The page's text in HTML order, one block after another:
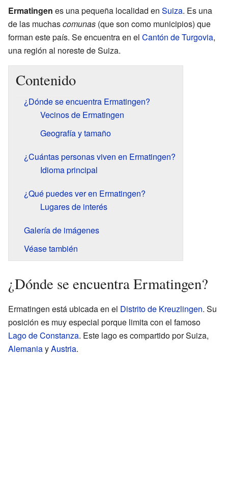
Ermatingen es una pequeña localidad en Suiza. Es una
de las muchascomunas (que son como municipios) que
forman este país. Se encuentra en el Cantón de Turgovia,
una región al noreste de Suiza.
Contenido
¿Dónde se encuentra Ermatingen?
Vecinos de Ermatingen
Geografía y tamaño
¿Cuántas personas viven en Ermatingen?
Idioma principal
¿Qué puedes ver en Ermatingen?
Lugares de interés
Galería de imágenes
Véase también
¿Dónde se encuentra Ermatingen?
Ermatingen está ubicada en el Distrito de Kreuzlingen. Su
posición es muy especial porque limita con el famoso
Lago de Constanza. Este lago es compartido por Suiza,
AlemaniayAustria.